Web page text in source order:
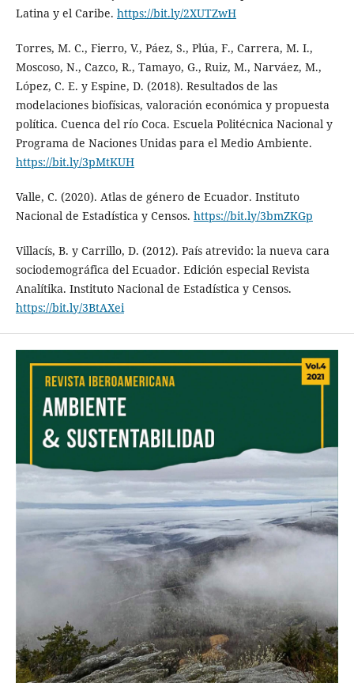
Latina y el Caribe. https://bit.ly/2XUTZwH
Torres, M. C., Fierro, V., Páez, S., Plúa, F., Carrera, M. I.,
Moscoso, N., Cazco, R., Tamayo, G., Ruiz, M., Narváez, M.,
López, C. E. y Espine, D. (2018). Resultados de las
modelaciones biofísicas, valoración económica y propuesta
política. Cuenca del río Coca. Escuela Politécnica Nacional y
Programa de Naciones Unidas para el Medio Ambiente.
https://bit.ly/3pMtKUH
Valle, C. (2020). Atlas de género de Ecuador. Instituto
Nacional de Estadística y Censos. https://bit.ly/3bmZKGp
Villacís, B. y Carrillo, D. (2012). País atrevido: la nueva cara
sociodemográfica del Ecuador. Edición especial Revista
Analítika. Instituto Nacional de Estadística y Censos.
https://bit.ly/3BtAXei